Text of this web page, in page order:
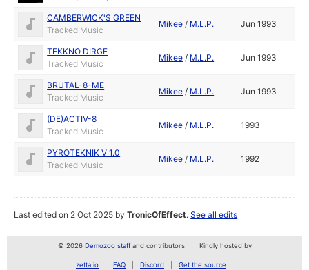
CAMBERWICK'S GREEN
Tracked Music
Mikee / M.L.P. Jun 1993
TEKKNO DIRGE
Tracked Music
Mikee / M.L.P. Jun 1993
BRUTAL-8-ME
Tracked Music
Mikee / M.L.P. Jun 1993
(DE)ACTIV-8
Tracked Music
Mikee / M.L.P. 1993
PYROTEKNIK V 1.0
Tracked Music
Mikee / M.L.P. 1992
Last edited on 2 Oct 2025 byTronicOfEffect.See all edits
© 2026 Demozoo staffand contributors Kindly hosted by
zetta.io FAQ Discord Get the source